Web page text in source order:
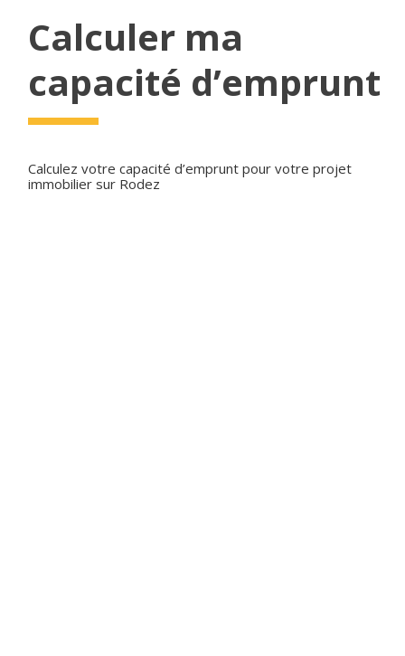
Calculer ma
capacité d’emprunt
Calculez votre capacité d’emprunt pour votre projet
immobilier sur Rodez